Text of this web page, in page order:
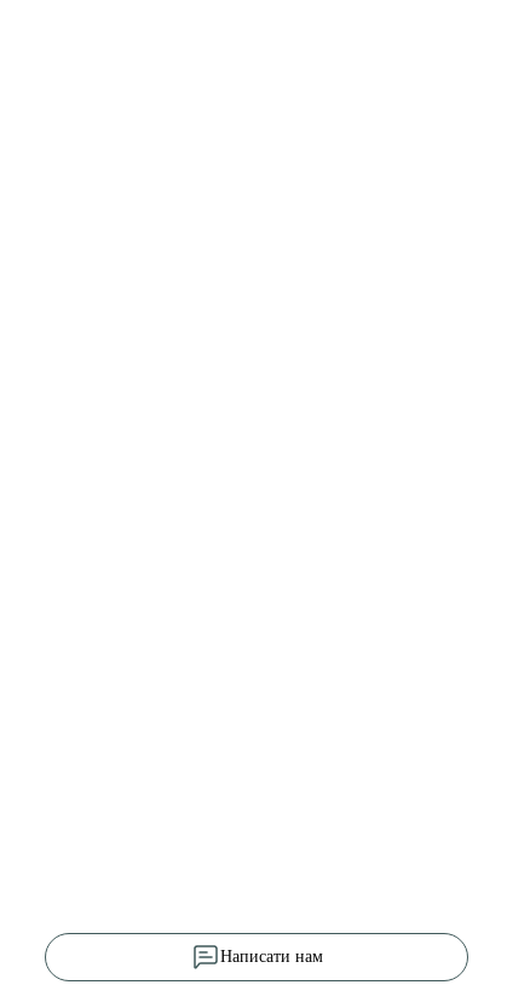
Написати нам